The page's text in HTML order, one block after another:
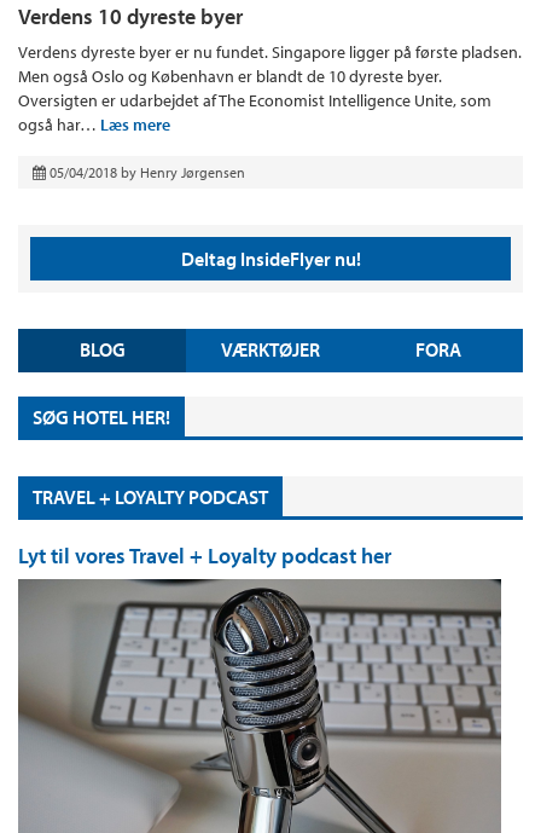
Verdens 10 dyreste byer
Verdens dyreste byer er nu fundet. Singapore ligger på første pladsen.
Men også Oslo og København er blandt de 10 dyreste byer.
Oversigten er udarbejdet af The Economist Intelligence Unite, som
også har… Læs mere
05/04/2018 by Henry Jørgensen
Deltag InsideFlyer nu!
BLOG VÆRKTØJER FORA
SØG HOTEL HER!
TRAVEL + LOYALTY PODCAST
Lyt til vores Travel + Loyalty podcast her